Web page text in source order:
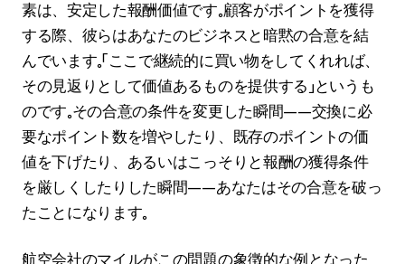
素は、安定した報酬価値です。顧客がポイントを獲得
する際、彼らはあなたのビジネスと暗黙の合意を結
んでいます。「ここで継続的に買い物をしてくれれば、
その見返りとして価値あるものを提供する」というも
のです。その合意の条件を変更した瞬間——交換に必
要なポイント数を増やしたり、既存のポイントの価
値を下げたり、あるいはこっそりと報酬の獲得条件
を厳しくしたりした瞬間——あなたはその合意を破っ
たことになります。
航空会社のマイルがこの問題の象徴的な例となった